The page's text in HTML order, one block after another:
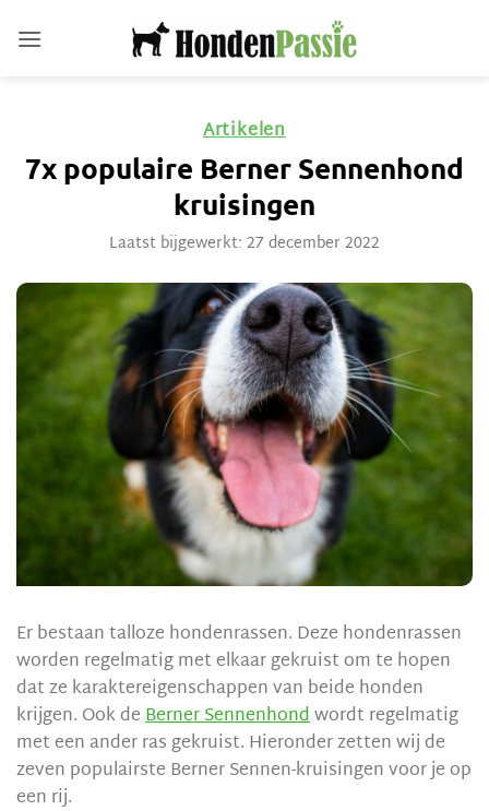
naar
Artikelen
7x populaire Berner Sennenhond
kruisingen
Laatst bijgewerkt: 27 december 2022
Er bestaan talloze hondenrassen. Deze hondenrassen
worden regelmatig met elkaar gekruist om te hopen
dat ze karaktereigenschappen van beide honden
krijgen. Ook deBerner Sennenhondwordt regelmatig
met een ander ras gekruist. Hieronder zetten wij de
zeven populairste Berner Sennen-kruisingen voor je op
een rij.